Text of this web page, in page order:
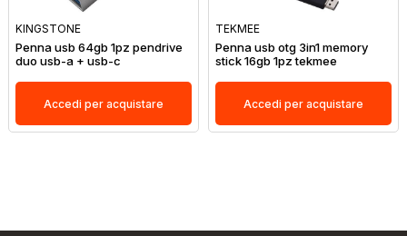
KINGSTONE
Penna usb 64gb 1pz pendrive
duo usb-a + usb-c
Accedi per acquistare
TEKMEE
Penna usb otg 3in1 memory
stick 16gb 1pz tekmee
Accedi per acquistare